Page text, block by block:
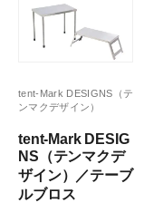
tent-Mark DESIGNS（テ
ンマクデザイン）
tent-Mark DESIG
NS（テンマクデ
ザイン）／テーブ
ルブロス